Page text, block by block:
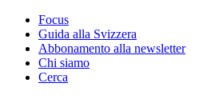
Focus
Guida alla Svizzera
Abbonamento alla newsletter
Chi siamo
Cerca